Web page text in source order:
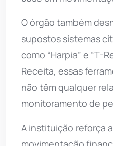
O órgão também
supostos sistemas
como “Harpia” e “T-
Receita, essas
não têm qualquer
monitoramento de
A instituição reforça